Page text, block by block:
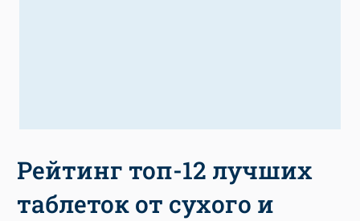
Рейтинг топ-12 лучших
таблеток от сухого и